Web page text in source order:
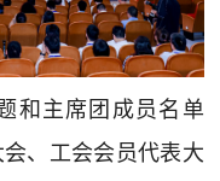
和主席团成员名单
、工会会员代表大